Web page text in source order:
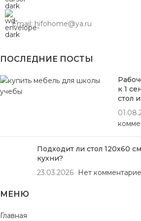
Email: hifohome@ya.ru
ПОСЛЕДНИЕ ПОСТЫ
к 1
стол
Подходит ли стол 120х60
кухни?
23.03.2026
Нет
МЕНЮ
Главная